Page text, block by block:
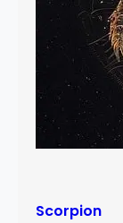
Scorpion